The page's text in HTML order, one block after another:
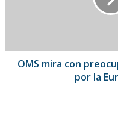
OMS mira con
por la